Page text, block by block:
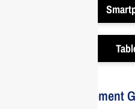
Votre Investissement